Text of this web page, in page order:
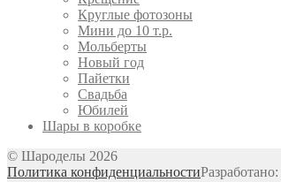
Круглые фотозоны
Мини до 10 т.р.
Мольберты
Новый год
Пайетки
Свадьба
Юбилей
Шары в коробке
© Шароделы 2026
Политика конфиденциальностиРазработано: